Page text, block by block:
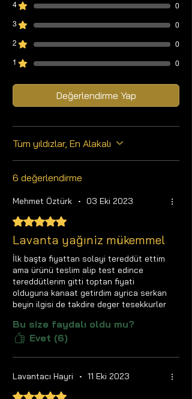
ambalajda satılmaktadır.Satın almak
kutusunda belirtiniz.
4
0
3
0
2
0
1
0
Değerlendirme Yap
Tüm yıldızlar, En Alakalı
6 değerlendirme
Mehmet Öztürk • 03 Eki 2023
5 üzerinden 5 yıldız
Lavanta yağıniz mükemmel
İlk başta fiyattan solayi tereddüt ettim
ama ürünü teslim alip test edince
tereddütlerim gitti toptan fiyati
olduguna kanaat getirdim ayrica serkan
beyin ilgisi de takdire deger tesekkurler
Bu size faydalı oldu mu?
Evet (6)
Lavantacı Hayri • 11 Eki 2023
5 üzerinden 5 yıldız